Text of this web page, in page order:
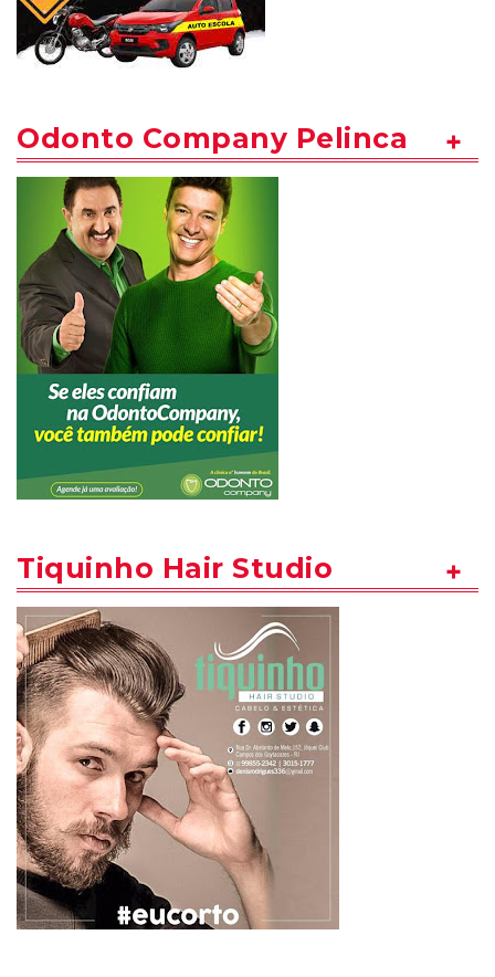
Odonto Company Pelinca
Tiquinho Hair Studio